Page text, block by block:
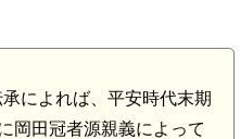
によれば、平安時代末期
岡田冠者源親義によって